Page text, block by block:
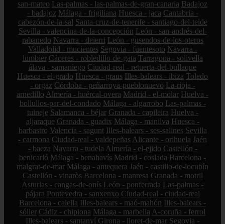
san-mateo Las-palmas - las-palmas-de-gran-canaria Badajoz
- badajoz Málaga - frigiliana Huesca - jaca Cantabria -
cabezón-de-la-sal Santa-cruz-de-tenerife - santiago-del-teide
Sevilla - valencina-de-la-concepción León - san-andrés-del-
rabanedo Navarra - deierri León - gusendos-de-los-oteros
Valladolid - mucientes Segovia - fuentesoto Navarra -
lumbier Cáceres - robledillo-de-gata Tarragona - solivella
álava - samaniego Ciudad-real - retuerta-del-bullaque
Huesca - el-grado Huesca - graus Illes-balears - ibiza Toledo
- orgaz Córdoba - peñarroya-pueblonuevo La-rioja -
arnedillo Almería - huércal-overa Madrid - el-molar Huelva -
bollullos-par-del-condado Málaga - algarrobo Las-palmas -
tuineje Salamanca - béjar Granada - capileira Huelva -
aljaraque Granada - guadix Málaga - manilva Huesca -
barbastro Valencia - sagunt Illes-balears - ses-salines Sevilla
- carmona Ciudad-real - valdepeñas Alicante - orihuela Jaén
- baeza Navarra - tudela Almería - el-ejido Castellón -
benicarló Málaga - benahavís Madrid - coslada Barcelona -
malgrat-de-mar Málaga - antequera Jaén - castillo-de-locubín
Castellón - vinaròs Barcelona - manresa Granada - motril
Asturias - cangas-de-onís León - ponferrada Las-palmas -
pájara Pontevedra - sanxenxo Ciudad-real - ciudad-real
Barcelona - calella Illes-balears - maó-mahón Illes-balears -
sóller Cádiz - chipiona Málaga - marbella A-coruña - ferrol
Illes-balears - santanyí Girona - lloret-de-mar Segovia -